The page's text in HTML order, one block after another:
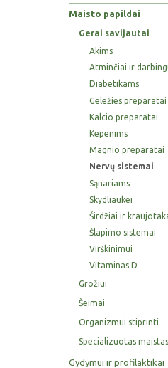
Maisto papildai
Gerai savijautai
Akims
Atminčiai ir
Diabetikams
Geležies preparatai
Kalcio preparatai
Kepenims
Magnio preparatai
Nervų sistemai
Sąnariams
Skydliaukei
Širdžiai ir
Šlapimo sistemai
Virškinimui
Vitaminas D
Grožiui
Šeimai
Organizmui stiprinti
Specializuotas maistas
Gydymui ir profilaktikai